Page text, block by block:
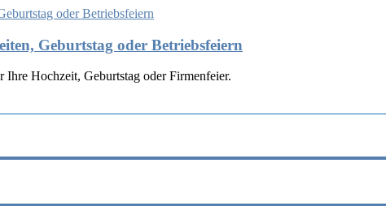
Geburtstag oder Betriebsfeiern
Hochzeit, Geburtstag oder Firmenfeier.